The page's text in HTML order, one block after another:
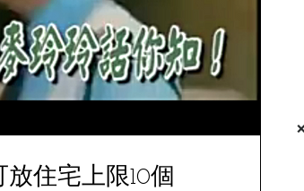
住宅上限10個